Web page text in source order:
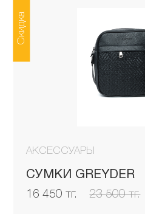
АКСЕССУАРЫ
СУМКИ GREYDER
16 450 тг. 23 500 тг.
Скидка